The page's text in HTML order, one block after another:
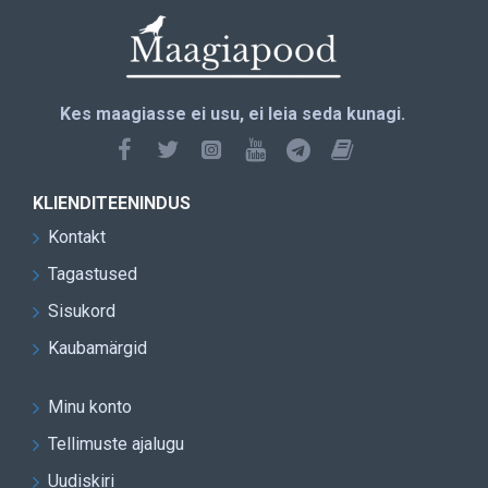
Kes maagiasse ei usu, ei leia seda kunagi.
KLIENDITEENINDUS
Kontakt
Tagastused
Sisukord
Kaubamärgid
Minu konto
Tellimuste ajalugu
Uudiskiri